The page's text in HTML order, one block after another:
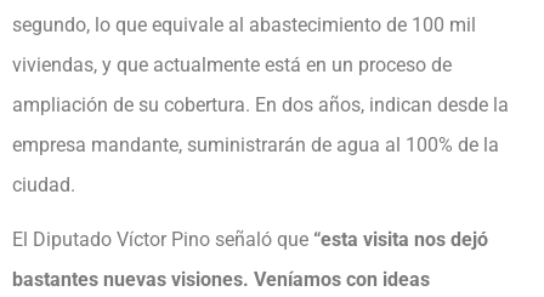
segundo, lo que equivale al abastecimiento de 100 mil
viviendas, y que actualmente está en un proceso de
ampliación de su cobertura. En dos años, indican desde la
empresa mandante, suministrarán de agua al 100% de la
ciudad.
El Diputado Víctor Pino señaló que “esta visita nos dejó
bastantes nuevas visiones. Veníamos con ideas